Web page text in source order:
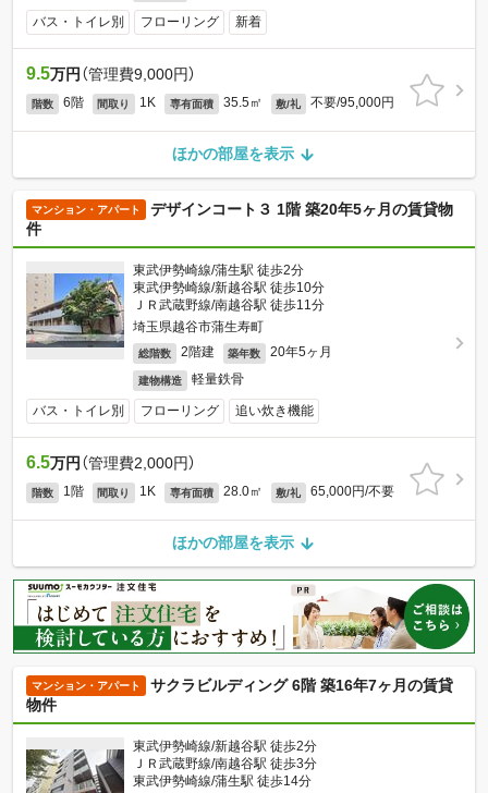
バス・トイレ別 フローリング 新着
9.5万円 （管理費9,000円）
階数 6階 間取り 1K 専有面積 35.5㎡ 敷/礼 不要/95,000円
ほかの部屋を表示
マンション・アパート
デザインコート３ 1階 築20年5ヶ月の賃貸物
件
東武伊勢崎線/蒲生駅 徒歩2分
東武伊勢崎線/新越谷駅 徒歩10分
ＪＲ武蔵野線/南越谷駅 徒歩11分
埼玉県越谷市蒲生寿町
総階数 2階建 築年数 20年5ヶ月
建物構造 軽量鉄骨
バス・トイレ別 フローリング 追い炊き機能
6.5万円 （管理費2,000円）
階数 1階 間取り 1K 専有面積 28.0㎡ 敷/礼 65,000円/不要
ほかの部屋を表示
マンション・アパート
サクラビルディング 6階 築16年7ヶ月の賃貸
物件
東武伊勢崎線/新越谷駅 徒歩2分
ＪＲ武蔵野線/南越谷駅 徒歩3分
東武伊勢崎線/蒲生駅 徒歩14分